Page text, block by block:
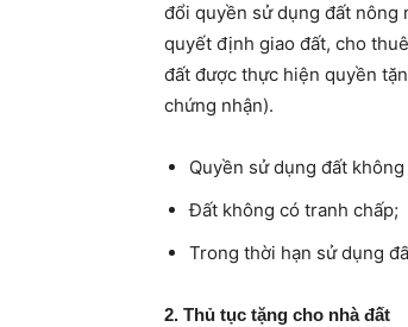
đổi quyền sử dụng đất nông
quyết định giao đất, cho
đất được thực hiện quyền
chứng nhận).
Quyền sử dụng đất
Đất không có tranh chấp;
Trong thời hạn sử dụng
2. Thủ tục tặng cho nhà đất